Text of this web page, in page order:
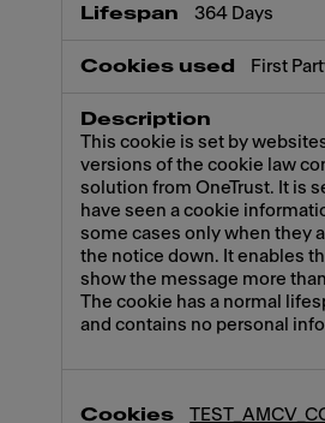
364 Days
First
This cookie is set by
versions of the cookie law
solution from OneTrust. It is
have seen a cookie
some cases only when they
the notice down. It enables
show the message more
The cookie has a normal
and contains no personal